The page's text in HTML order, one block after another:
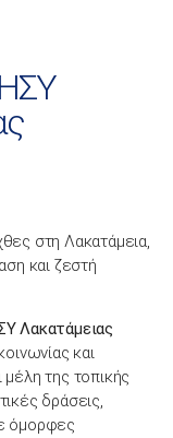
στη Λακατάμεια,
και ζεστή
Λακατάμειας
και
της τοπικής
δράσεις,
όμορφες